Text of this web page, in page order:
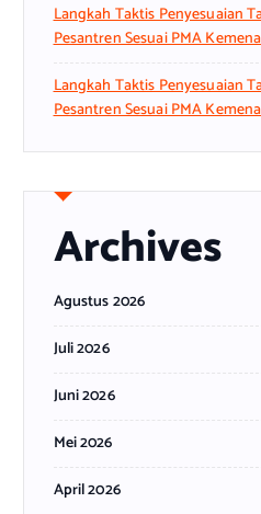
Langkah Taktis Penyesuaian
Pesantren Sesuai PMA
Langkah Taktis Penyesuaian
Pesantren Sesuai PMA
Archives
Agustus 2026
Juli 2026
Juni 2026
Mei 2026
April 2026